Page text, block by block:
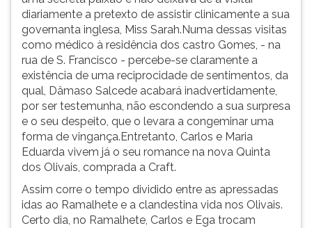
diariamente a pretexto de assistir clinicamente a sua
governanta inglesa, Miss Sarah.Numa dessas visitas
como médico à residência dos castro Gomes, - na
rua de S. Francisco - percebe-se claramente a
existência de uma reciprocidade de sentimentos, da
qual, Dâmaso Salcede acabará inadvertidamente,
por ser testemunha, não escondendo a sua surpresa
e o seu despeito, que o levara a congeminar uma
forma de vingança.Entretanto, Carlos e Maria
Eduarda vivem já o seu romance na nova Quinta
dos Olivais, comprada a Craft.
Assim corre o tempo dividido entre as apressadas
idas ao Ramalhete e a clandestina vida nos Olivais.
Certo dia, no Ramalhete, Carlos e Ega trocam